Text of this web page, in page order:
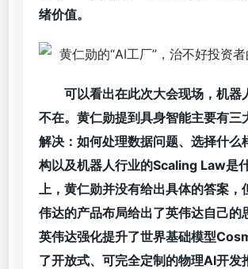
绪价值。
可以看出在此次大会现场，机器
不在。 黄仁勋提到具身智能主要有三
解决： 如何处理数据问题、选择什么
构以及机器人行业的Scaling Law是
上，黄仁勋并没有给出具体的答案，
伟达的产品布局给出了英伟达自己的
英伟达强化提升了世界基础模型
了开放式、可完全定制的物理AI开发